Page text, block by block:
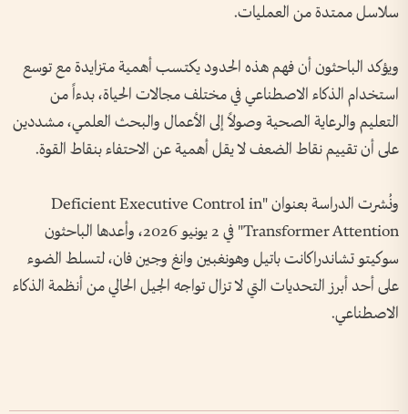
سلاسل ممتدة من العمليات.
ويؤكد الباحثون أن فهم هذه الحدود يكتسب أهمية متزايدة مع توسع
استخدام الذكاء الاصطناعي في مختلف مجالات الحياة، بدءاً من
التعليم والرعاية الصحية وصولاً إلى الأعمال والبحث العلمي، مشددين
على أن تقييم نقاط الضعف لا يقل أهمية عن الاحتفاء بنقاط القوة.
ونُشرت الدراسة بعنوان "Deficient Executive Control in
Transformer Attention" في 2 يونيو 2026، وأعدها الباحثون
سوكيتو تشاندراكانت باتيل وهونغبين وانغ وجين فان، لتسلط الضوء
على أحد أبرز التحديات التي لا تزال تواجه الجيل الحالي من أنظمة الذكاء
الاصطناعي.